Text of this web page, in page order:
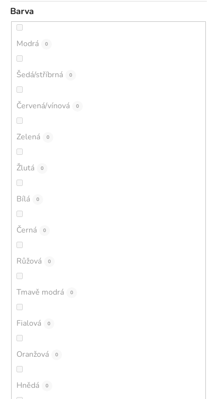
Barva
Modrá 0
Šedá/stříbrná 0
Červená/vínová 0
Zelená 0
Žlutá 0
Bílá 0
Černá 0
Růžová 0
Tmavě modrá 0
Fialová 0
Oranžová 0
Hnědá 0